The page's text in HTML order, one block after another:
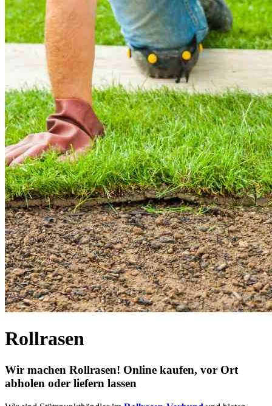
Rollrasen
Wir machen Rollrasen! Online kaufen, vor Ort
abholen oder liefern lassen